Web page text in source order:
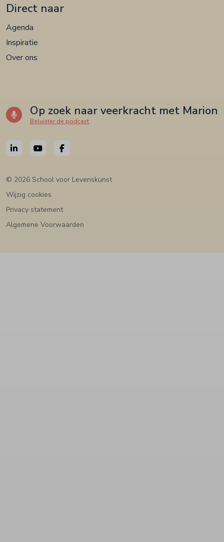
Direct naar
Agenda
Inspiratie
Over ons
Op zoek naar veerkracht met Marion
Beluister de podcast
© 2026 School voor Levenskunst
Wijzig cookies
Privacy statement
Algemene Voorwaarden